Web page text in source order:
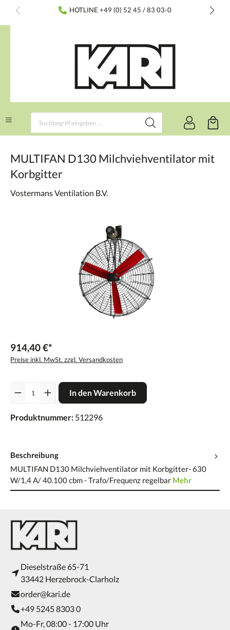
springen HOTLINE +49 (0) 52 45 / 83 03-0
MULTIFAN D130 Milchviehventilator mit
Korbgitter
Vostermans Ventilation B.V.
914,40 €*
Preise inkl. MwSt. zzgl. Versandkosten
In den Warenkorb
Produktnummer: 512296
Beschreibung
MULTIFAN D130 Milchviehventilator mit Korbgitter- 630
W/1,4 A/ 40.100 cbm - Trafo/Frequenz regelbar Mehr
Dieselstraße 65-71
33442 Herzebrock-Clarholz
order@kari.de
+49 5245 8303 0
Mo-Fr, 08:00 - 17:00 Uhr